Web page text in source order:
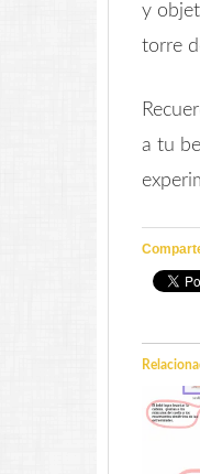
y
torre
a tu